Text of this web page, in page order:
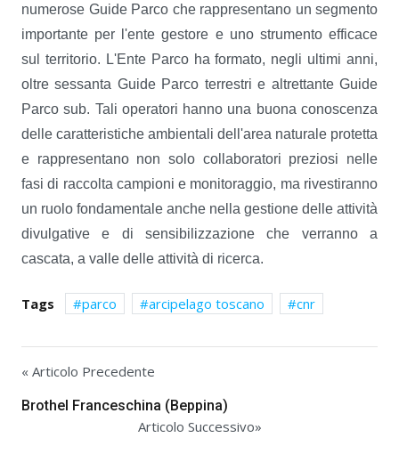
numerose Guide Parco che rappresentano un segmento
importante per l'ente gestore e uno strumento efficace
sul territorio. L'Ente Parco ha formato, negli ultimi anni,
oltre sessanta Guide Parco terrestri e altrettante Guide
Parco sub. Tali operatori hanno una buona conoscenza
delle caratteristiche ambientali dell'area naturale protetta
e rappresentano non solo collaboratori preziosi nelle
fasi di raccolta campioni e monitoraggio, ma rivestiranno
un ruolo fondamentale anche nella gestione delle attività
divulgative e di sensibilizzazione che verranno a
cascata, a valle delle attività di ricerca.
Tags parco arcipelago toscano cnr
« Articolo Precedente
Brothel Franceschina (Beppina)
Articolo Successivo»